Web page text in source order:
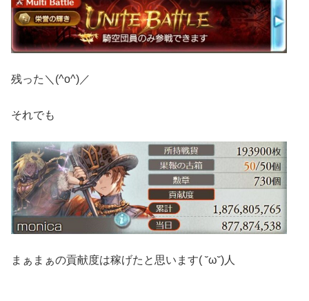
残った＼(^o^)／
それでも
まぁまぁの貢献度は稼げたと思います( ˘ω˘)人